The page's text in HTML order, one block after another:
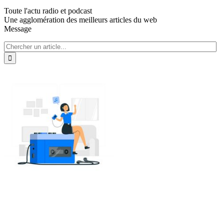
Toute l'actu radio et podcast
Une agglomération des meilleurs articles du web
Message